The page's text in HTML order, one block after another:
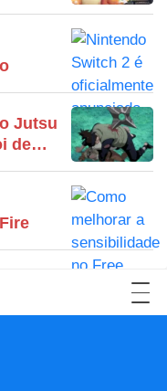
Jutsu
de